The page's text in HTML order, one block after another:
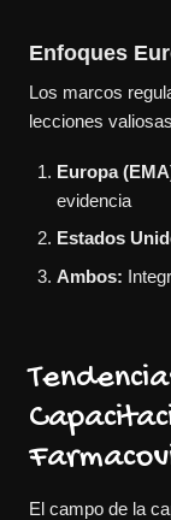
Enfoques
Los marcos
lecciones
Europa
evidencia
Estados
Ambos:
El campo de la